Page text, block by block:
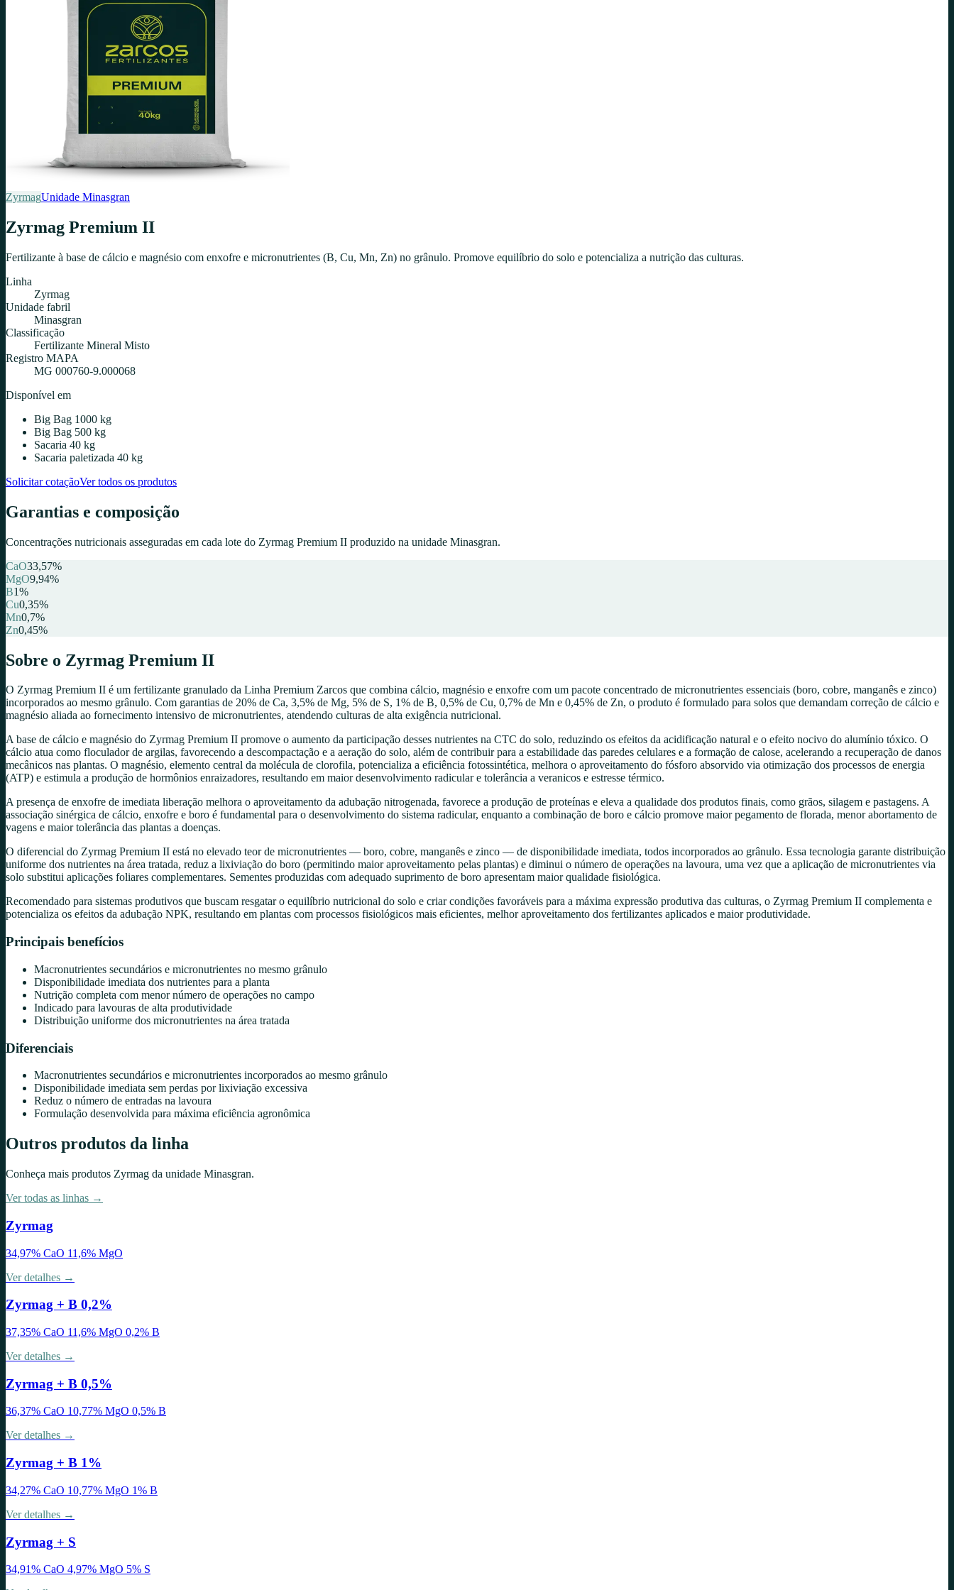
ZyrmagUnidade Minasgran
Zyrmag Premium II
Fertilizante à base de cálcio e magnésio com enxofre e micronutrientes (B, Cu, Mn, Zn) no grânulo. Promove equilíbrio do solo e potencializa a nutrição das culturas.
Linha
Zyrmag
Unidade fabril
Minasgran
Classificação
Fertilizante Mineral Misto
Registro MAPA
MG 000760-9.000068
Disponível em
Big Bag 1000 kg
Big Bag 500 kg
Sacaria 40 kg
Sacaria paletizada 40 kg
Solicitar cotaçãoVer todos os produtos
Garantias e composição
Concentrações nutricionais asseguradas em cada lote do Zyrmag Premium II produzido na unidade Minasgran.
CaO33,57%
MgO9,94%
B1%
Cu0,35%
Mn0,7%
Zn0,45%
Sobre o Zyrmag Premium II
O Zyrmag Premium II é um fertilizante granulado da Linha Premium Zarcos que combina cálcio, magnésio e enxofre com um pacote concentrado de micronutrientes essenciais (boro, cobre, manganês e zinco)
incorporados ao mesmo grânulo. Com garantias de 20% de Ca, 3,5% de Mg, 5% de S, 1% de B, 0,5% de Cu, 0,7% de Mn e 0,45% de Zn, o produto é formulado para solos que demandam correção de cálcio e
magnésio aliada ao fornecimento intensivo de micronutrientes, atendendo culturas de alta exigência nutricional.
A base de cálcio e magnésio do Zyrmag Premium II promove o aumento da participação desses nutrientes na CTC do solo, reduzindo os efeitos da acidificação natural e o efeito nocivo do alumínio tóxico. O
cálcio atua como floculador de argilas, favorecendo a descompactação e a aeração do solo, além de contribuir para a estabilidade das paredes celulares e a formação de calose, acelerando a recuperação de danos
mecânicos nas plantas. O magnésio, elemento central da molécula de clorofila, potencializa a eficiência fotossintética, melhora o aproveitamento do fósforo absorvido via otimização dos processos de energia
(ATP) e estimula a produção de hormônios enraizadores, resultando em maior desenvolvimento radicular e tolerância a veranicos e estresse térmico.
A presença de enxofre de imediata liberação melhora o aproveitamento da adubação nitrogenada, favorece a produção de proteínas e eleva a qualidade dos produtos finais, como grãos, silagem e pastagens. A
associação sinérgica de cálcio, enxofre e boro é fundamental para o desenvolvimento do sistema radicular, enquanto a combinação de boro e cálcio promove maior pegamento de florada, menor abortamento de
vagens e maior tolerância das plantas a doenças.
O diferencial do Zyrmag Premium II está no elevado teor de micronutrientes — boro, cobre, manganês e zinco — de disponibilidade imediata, todos incorporados ao grânulo. Essa tecnologia garante distribuição
uniforme dos nutrientes na área tratada, reduz a lixiviação do boro (permitindo maior aproveitamento pelas plantas) e diminui o número de operações na lavoura, uma vez que a aplicação de micronutrientes via
solo substitui aplicações foliares complementares. Sementes produzidas com adequado suprimento de boro apresentam maior qualidade fisiológica.
Recomendado para sistemas produtivos que buscam resgatar o equilíbrio nutricional do solo e criar condições favoráveis para a máxima expressão produtiva das culturas, o Zyrmag Premium II complementa e
potencializa os efeitos da adubação NPK, resultando em plantas com processos fisiológicos mais eficientes, melhor aproveitamento dos fertilizantes aplicados e maior produtividade.
Principais benefícios
Macronutrientes secundários e micronutrientes no mesmo grânulo
Disponibilidade imediata dos nutrientes para a planta
Nutrição completa com menor número de operações no campo
Indicado para lavouras de alta produtividade
Distribuição uniforme dos micronutrientes na área tratada
Diferenciais
Macronutrientes secundários e micronutrientes incorporados ao mesmo grânulo
Disponibilidade imediata sem perdas por lixiviação excessiva
Reduz o número de entradas na lavoura
Formulação desenvolvida para máxima eficiência agronômica
Outros produtos da linha
Conheça mais produtos Zyrmag da unidade Minasgran.
Ver todas as linhas →
Zyrmag
34,97% CaO 11,6% MgO
Ver detalhes →
Zyrmag + B 0,2%
37,35% CaO 11,6% MgO 0,2% B
Ver detalhes →
Zyrmag + B 0,5%
36,37% CaO 10,77% MgO 0,5% B
Ver detalhes →
Zyrmag + B 1%
34,27% CaO 10,77% MgO 1% B
Ver detalhes →
Zyrmag + S
34,91% CaO 4,97% MgO 5% S